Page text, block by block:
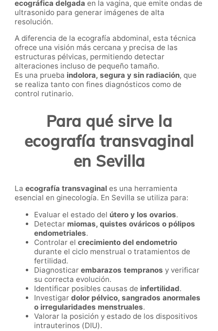
ecográfica delgada en la vagina, que emite ondas de
ultrasonido para generar imágenes de alta
resolución.
A diferencia de la ecografía abdominal, esta técnica
ofrece una visión más cercana y precisa de las
estructuras pélvicas, permitiendo detectar
alteraciones incluso de pequeño tamaño.
Es una prueba indolora, segura y sin radiación, que
se realiza tanto con fines diagnósticos como de
control rutinario.
Para qué sirve la
ecografía transvaginal
en Sevilla
La ecografía transvaginal es una herramienta
esencial en ginecología. En Sevilla se utiliza para:
Evaluar el estado del útero y los ovarios.
Detectar miomas, quistes ováricos o pólipos
endometriales.
Controlar el crecimiento del endometrio
durante el ciclo menstrual o tratamientos de
fertilidad.
Diagnosticar embarazos tempranos y verificar
su correcta evolución.
Identificar posibles causas de infertilidad.
Investigar dolor pélvico, sangrados anormales
o irregularidades menstruales.
Valorar la posición y estado de los dispositivos
intrauterinos (DIU).